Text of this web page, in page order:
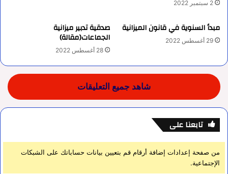
2 سبتمبر 2022
مبدأ السنوية في قانون الميزانية
29 أغسطس 2022
صدقية تدبير ميزانية
الجماعات(مقالة)
28 أغسطس 2022
شاهد جميع التعليقات
تابعنا على
من صفحة إعدادات إضافة أرقام قم بتعيين بيانات حساباتك على الشبكات
الإجتماعية.